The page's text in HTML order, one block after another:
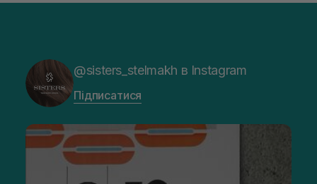
@sisters_stelmakh в Instagram
Підписатися